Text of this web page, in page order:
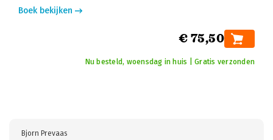
Boek bekijken
€ 75,50
Nu besteld, woensdag in huis | Gratis verzonden
Bjorn Prevaas